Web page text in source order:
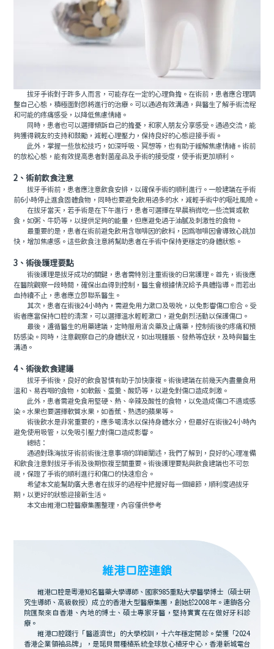
拔牙手術對于許多人而言，可能存在一定的心理負擔。在術前，患者應合理調
整自己心態，積極面對即將進行的治療。可以通過有效溝通，與醫生了解手術流程
和可能的疼痛感受，以降低焦慮情緒。
同時，患者也可以選擇傾訴自己的擔憂，和家人朋友分享感受。通過交流，能
夠獲得親友的支持和鼓勵，減輕心理壓力，保持良好的心態迎接手術。
此外，掌握一些放松技巧，如深呼吸、冥想等，也有助于緩解焦慮情緒。術前
的放松心態，能有效提高患者對菌産品及手術的接受度，使手術更加順利。
2、術前飲食注意
拔牙手術前，患者應注意飲食安排，以確保手術的順利進行。一般建議在手術
前6小時停止進食固體食物，同時也要避免飲用過多的水，減輕手術中的嘔吐風險。
在拔牙當天，若手術是在下午進行，患者可選擇在早晨稍微吃一些流質或軟
食，如粥、牛奶等，以提供足夠的能量，但應避免過于油膩及刺激性的食物。
最重要的是，患者在術前避免飲用含咖啡因的飲料，因爲咖啡因會導致心跳加
快，增加焦慮感。這些飲食注意將幫助患者在手術中保持更穩定的身體狀態。
3、術後護理要點
術後護理是拔牙成功的關鍵，患者需特別注重術後的日常護理。首先，術後應
在醫院觀察一段時間，確保出血得到控制，醫生會根據情況給予具體指導。而若出
血持續不止，患者應立即聯系醫生。
其次，患者在術後24小時內，需避免用力漱口及吸吮，以免影響傷口愈合。受
術者應當保持口腔的清潔，可以選擇溫水輕輕漱口，避免劇烈活動以保護傷口。
最後，遵循醫生的用藥建議，定時服用消炎藥及止痛藥，控制術後的疼痛和預
防感染。同時，注意觀察自己的身體狀況，如出現腫脹、發熱等症狀，及時與醫生
溝通。
4、術後飲食建議
拔牙手術後，良好的飲食習慣有助于加快康複。術後建議在前幾天內盡量食用
溫和、易吞咽的食物，如軟飯、蛋羹、酸奶等，以避免對傷口造成刺激。
此外，患者需避免食用堅硬、熱、辛辣及酸性的食物，以免造成傷口不適或感
染。水果也要選擇軟質水果，如香蕉、熟透的蘋果等。
術後飲水是非常重要的，應多喝清水以保持身體水分，但最好在術後24小時內
避免使用吸管，以免吸引壓力對傷口造成影響。
總結：
通過對珠海拔牙術前術後注意事項的詳細闡述，我們了解到，良好的心理准備
和飲食注意對拔牙手術及後期恢複至關重要。術後護理要點與飲食建議也不可忽
視，保證了手術的順利進行和傷口的快速愈合。
希望本文能幫助廣大患者在拔牙的過程中把握好每一個細節，順利度過拔牙
期，以更好的狀態迎接新生活。
本文由維港口腔醫療集團整理，內容僅供參考
維港口腔連鎖
維港口腔是粵港知名醫藥大學導師、國家985重點大學醫學博士（碩士研
究生導師、高級教授）成立的香港大型醫療集團，創始於2008年。連鎖各分
院匯聚來自香港、內地的博士、碩士專家牙醫，堅持實實在在做好牙科診
療。
維港口腔踐行「醫道濟世」的大學校訓，十六年穩定開診。榮獲「2024
香港企業領袖品牌」，是諾貝爾種植系統全球放心植牙中心，香港新城電台